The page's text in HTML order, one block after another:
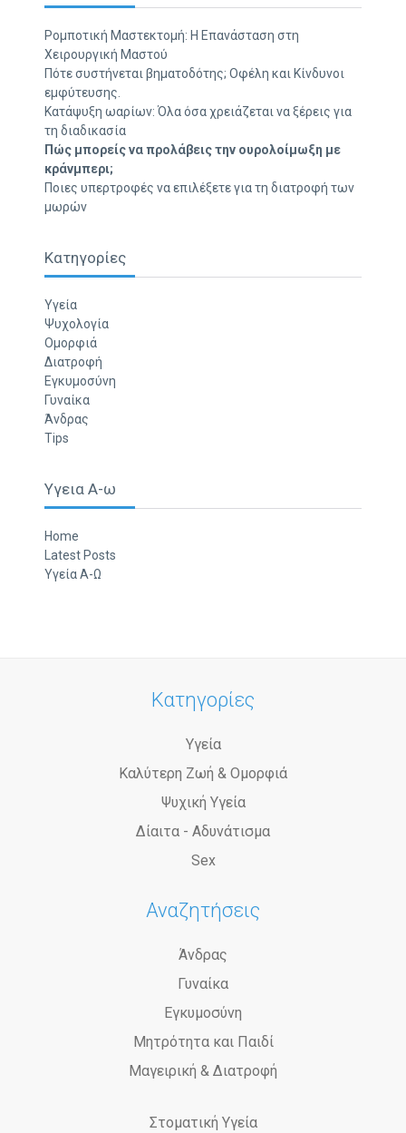
Ρομποτική Μαστεκτομή: Η Επανάσταση στη
Χειρουργική Μαστού
Πότε συστήνεται βηματοδότης; Οφέλη και Κίνδυνοι
εμφύτευσης.
Κατάψυξη ωαρίων: Όλα όσα χρειάζεται να ξέρεις για
τη διαδικασία
Πώς μπορείς να προλάβεις την ουρολοίμωξη με
κράνμπερι;
Ποιες υπερτροφές να επιλέξετε για τη διατροφή των
μωρών
Κατηγορίες
Υγεία
Ψυχολογία
Ομορφιά
Διατροφή
Εγκυμοσύνη
Γυναίκα
Άνδρας
Tips
Υγεια Α-ω
Home
Latest Posts
Υγεία Α-Ω
Κατηγορίες
Υγεία
Καλύτερη Ζωή & Ομορφιά
Ψυχική Υγεία
Δίαιτα - Αδυνάτισμα
Sex
Αναζητήσεις
Άνδρας
Γυναίκα
Εγκυμοσύνη
Μητρότητα και Παιδί
Μαγειρική & Διατροφή
Στοματική Υγεία